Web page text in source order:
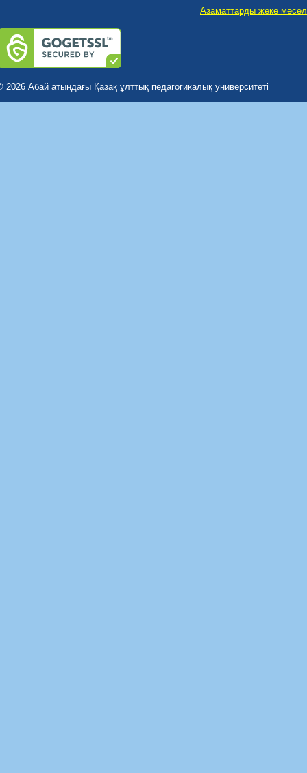
Азаматтарды жеке
2026 Абай атындағы Қазақ ұлттық педагогикалық университеті